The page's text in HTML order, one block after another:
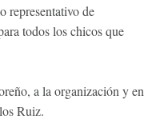
representativo de
todos los chicos que
a la organización y en
Ruiz.